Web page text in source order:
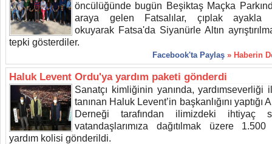
öncülüğünde bugün Beşiktaş Maçka
araya gelen Fatsalılar, çıplak ayakla
okuyarak Fatsa'da Siyanürle Altın
tepki gösterdiler.
Facebook'ta Paylaş » Haberin
Haluk Levent Ordu'ya yardım paketi gönderdi
Sanatçı kimliğinin yanında, yardımseverliği
tanınan Haluk Levent’in başkanlığını yaptığı
Derneği tarafından ilimizdeki ihtiyaç
vatandaşlarımıza dağıtılmak üzere
yardım kolisi gönderildi.